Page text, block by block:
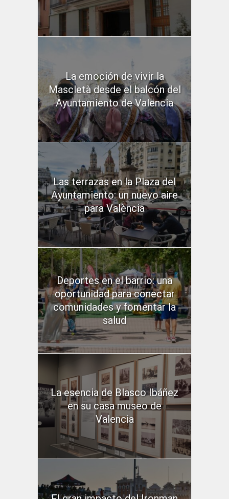
La emoción de vivir la
Mascletà desde el balcón del
Ayuntamiento de Valencia
Las terrazas en la Plaza del
Ayuntamiento: un nuevo aire
para València
Deportes en el barrio: una
oportunidad para conectar
comunidades y fomentar la
salud
La esencia de Blasco Ibáñez
en su casa museo de
Valencia